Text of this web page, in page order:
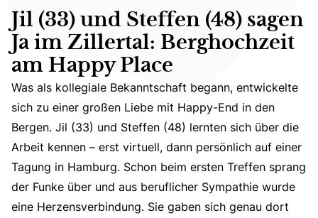
Jil (33) und Steffen (48) sagen
Ja im Zillertal: Berghochzeit
am Happy Place
Was als kollegiale Bekanntschaft begann, entwickelte
Was als kollegiale Bekanntschaft begann, entwickelte
sich zu einer großen Liebe mit Happy-End in den
Bergen. Jil (33) und Steffen (48) lernten sich über die
Arbeit kennen – erst virtuell, dann persönlich auf einer
Tagung in Hamburg. Schon beim ersten Treffen sprang
der Funke über und aus beruflicher Sympathie wurde
eine Herzensverbindung. Sie gaben sich genau dort